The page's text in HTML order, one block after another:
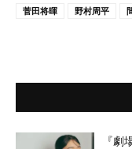
菅田将暉
野村周平
『劇